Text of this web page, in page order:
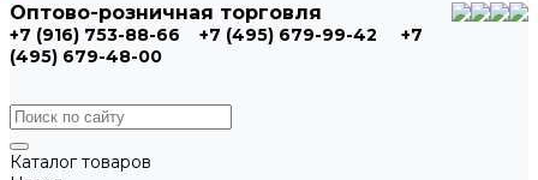
Оптово-розничная торговля
+7 (916) 753-88-66 +7 (495) 679-99-42
+7
(495) 679-48-00
Каталог товаров